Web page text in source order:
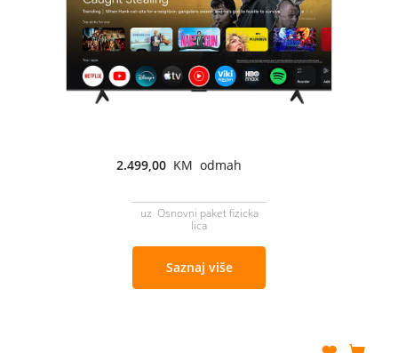
2.499,00 KM odmah
uz Osnovni paket fizicka
lica
Saznaj više